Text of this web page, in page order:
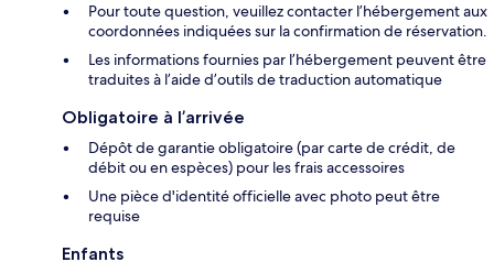
Pour toute question, veuillez contacter l’hébergement aux
coordonnées indiquées sur la confirmation de réservation.
Les informations fournies par l’hébergement peuvent être
traduites à l’aide d’outils de traduction automatique
Obligatoire à l’arrivée
Dépôt de garantie obligatoire (par carte de crédit, de
débit ou en espèces) pour les frais accessoires
Une pièce d'identité officielle avec photo peut être
requise
Enfants